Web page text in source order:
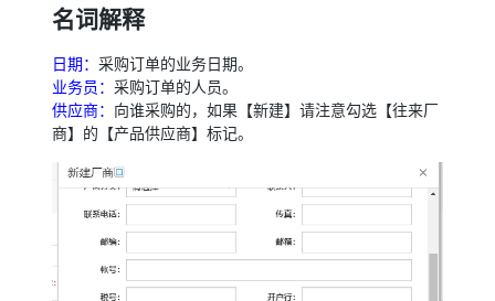
名词解释
日期：采购订单的业务日期。
业务员：采购订单的人员。
供应商： 向谁采购的，如果【新建】请注意勾选【往来厂
商】的【产品供应商】标记。